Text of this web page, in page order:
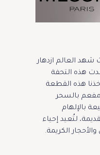
العالم ازدهار
هذه التحفة
هذه القطعة
مفعم بالسحر
بالإلهام
لتُعيد إحياء
الكريمة.